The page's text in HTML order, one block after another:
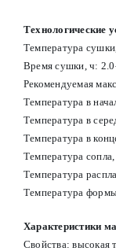
Технологические
Температура
Время сушки, ч:
Рекомендуемая
Температура в
Температура в
Температура в
Температура
Температура
Температура
Характеристики
Свойства:высокая